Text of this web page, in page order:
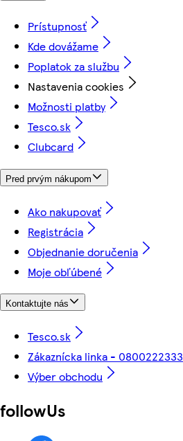
Prístupnosť
Kde dovážame
Poplatok za službu
Nastavenia cookies
Možnosti platby
Tesco.sk
Clubcard
Pred prvým nákupom
Ako nakupovať
Registrácia
Objednanie doručenia
Moje obľúbené
Kontaktujte nás
Tesco.sk
Zákaznícka linka - 0800222333
Výber obchodu
followUs